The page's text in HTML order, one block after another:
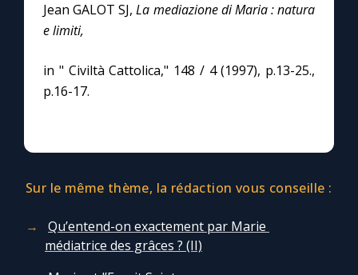
Jean GALOT SJ,La mediazione di Maria : natura
e limiti,
in " Civiltà Cattolica," 148 / 4 (1997), p.13-25.,
p.16-17.
Sur le même thème, la rédaction vous conseille :
Qu’entend-on exactement par Marie
médiatrice des grâces ? (II)